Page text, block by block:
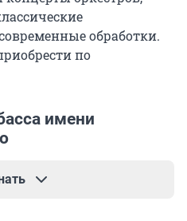
обработки.
по
имени